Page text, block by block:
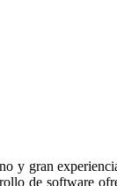
y gran
de software